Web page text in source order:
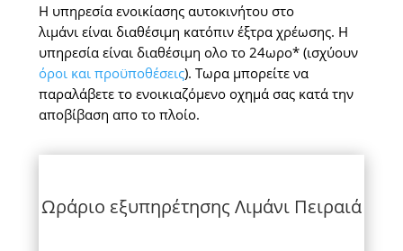
Η υπηρεσία ενοικίασης αυτοκινήτου στο
λιμάνι είναι διαθέσιμη κατόπιν έξτρα χρέωσης. Η
υπηρεσία είναι διαθέσιμη ολο το 24ωρο* (ισχύουν
όροι και προϋποθέσεις). Τωρα μπορείτε να
παραλάβετε το ενοικιαζόμενο οχημά σας κατά την
αποβίβαση απο το πλοίο.
Ωράριο εξυπηρέτησης Λιμάνι Πειραιά